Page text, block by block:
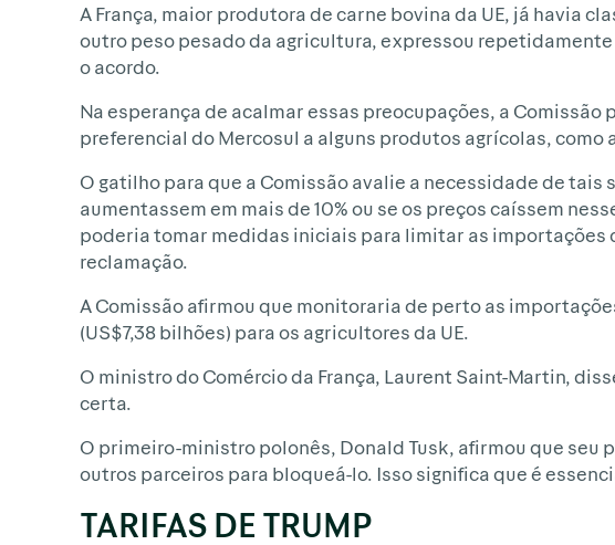
A França, maior produtora de carne bovina da UE, já havia
outro peso pesado da agricultura, expressou
o acordo.
Na esperança de acalmar essas preocupações, a
preferencial do Mercosul a alguns produtos agrícolas, como
O gatilho para que a Comissão avalie a necessidade de
aumentassem em mais de 10% ou se os preços caíssem
poderia tomar medidas iniciais para limitar as importações
reclamação.
A Comissão afirmou que monitoraria de perto as
(US$7,38 bilhões) para os agricultores da UE.
O ministro do Comércio da França, Laurent Saint-Martin,
certa.
O primeiro-ministro polonês, Donald Tusk, afirmou que seu
outros parceiros para bloqueá-lo. Isso significa que é
TARIFAS DE TRUMP